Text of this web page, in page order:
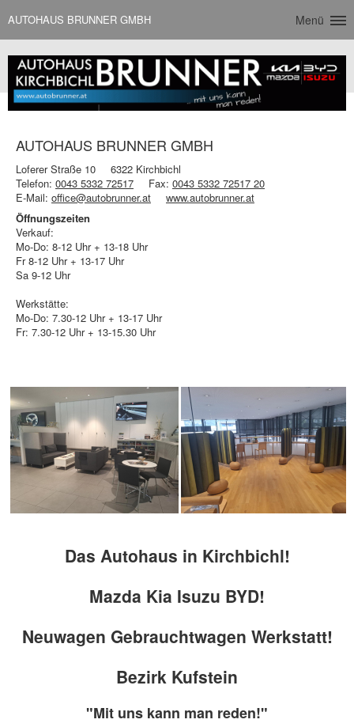
AUTOHAUS BRUNNER GMBH Menü
AUTOHAUS BRUNNER GMBH
Loferer Straße 10
6322 Kirchbichl
Telefon: 0043 5332 72517 Fax: 0043 5332 72517 20
E-Mail: office@autobrunner.at
www.autobrunner.at
Öffnungszeiten
Verkauf:
Mo-Do: 8-12 Uhr + 13-18 Uhr
Fr 8-12 Uhr + 13-17 Uhr
Sa 9-12 Uhr
Werkstätte:
Mo-Do: 7.30-12 Uhr + 13-17 Uhr
Fr: 7.30-12 Uhr + 13-15.30 Uhr
Das Autohaus in Kirchbichl!
Mazda Kia Isuzu BYD!
Neuwagen Gebrauchtwagen Werkstatt!
Bezirk Kufstein
"Mit uns kann man reden!"